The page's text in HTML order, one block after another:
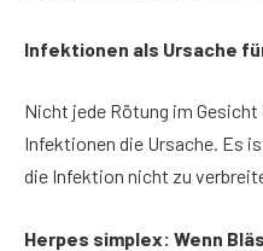
Infektionen als Ursache
Nicht jede Rötung im
Infektionen die Ursache. Es
die Infektion nicht zu
Herpes simplex: Wenn